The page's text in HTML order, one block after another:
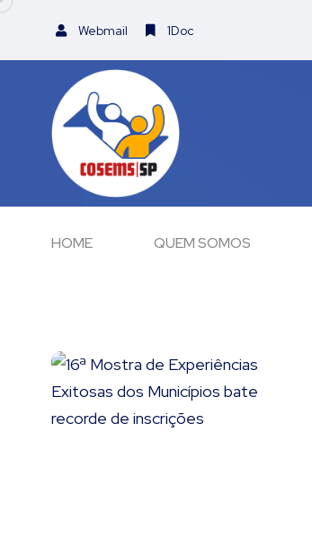
Webmail 1Doc
HOME QUEM SOMOS